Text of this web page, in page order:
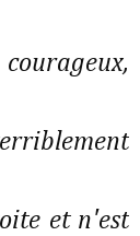
et n'est